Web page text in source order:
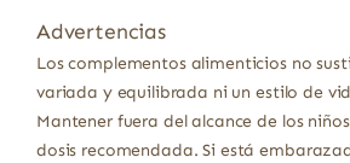
Advertencias
Los complementos alimenticios no
variada y equilibrada ni un estilo de
Mantener fuera del alcance de los
dosis recomendada. Si está